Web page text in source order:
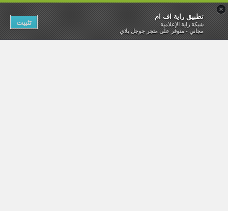
×
تطبيق راية اف ام
شبكة راية الإعلامية
مجاني - متوفر على متجر جوجل بلاي
تثبيت